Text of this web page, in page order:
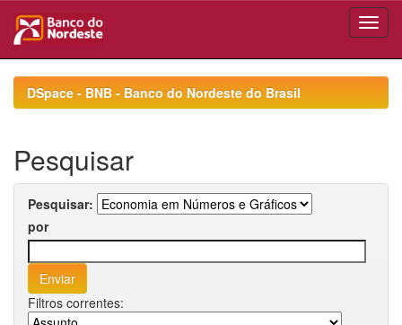
navigationDSpace - BNB - Banco do Nordeste do Brasil
Pesquisar
Pesquisar:
por
Filtros correntes: